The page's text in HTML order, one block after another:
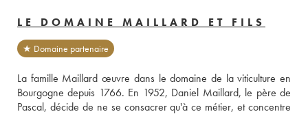
LE DOMAINE MAILLARD ET FILS
★ Domaine partenaire
La famille Maillard œuvre dans le domaine de la viticulture en
Bourgogne depuis 1766. En 1952, Daniel Maillard, le père de
Pascal, décide de ne se consacrer qu'à ce métier, et concentre